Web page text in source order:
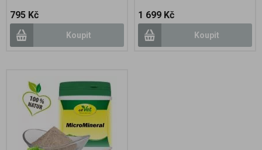
795 Kč
Koupit
1 699 Kč
Koupit